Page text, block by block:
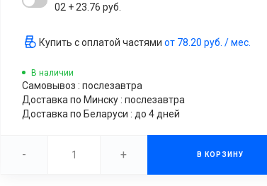
02 + 23.76 руб.
Купить с оплатой частямиот 78.20 руб. / мес.
В наличии
Самовывоз : послезавтра
Доставка по Минску : послезавтра
Доставка по Беларуси : до 4 дней
- + В КОРЗИНУ